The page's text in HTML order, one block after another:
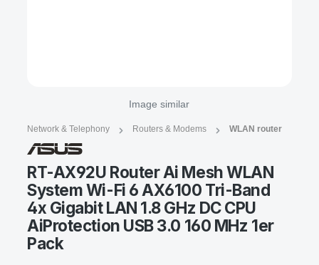
Image similar
Network & Telephony Routers & Modems WLAN router
RT-AX92U Router Ai Mesh WLAN
System Wi-Fi 6 AX6100 Tri-Band
4x Gigabit LAN 1.8 GHz DC CPU
AiProtection USB 3.0 160 MHz 1er
Pack